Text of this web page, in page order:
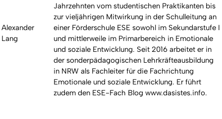
Alexander
Lang
Jahrzehnten vom studentischen Praktikanten bis
zur vieljährigen Mitwirkung in der Schulleitung an
einer Förderschule ESE sowohl im Sekundarstufe I
und mittlerweile im Primarbereich in Emotionale
und soziale Entwicklung. Seit 2016 arbeitet er in
der sonderpädagogischen Lehrkräfteausbildung
in NRW als Fachleiter für die Fachrichtung
Emotionale und soziale Entwicklung. Er führt
zudem den ESE-Fach Blog www.dasistes.info.